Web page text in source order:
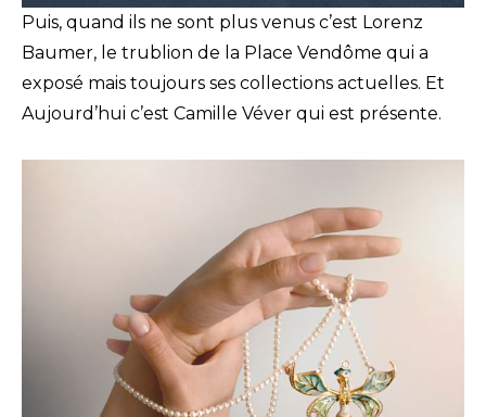
Puis, quand ils ne sont plus venus c’est Lorenz
Baumer, le trublion de la Place Vendôme qui a
exposé mais toujours ses collections actuelles. Et
Aujourd’hui c’est Camille Véver qui est présente.